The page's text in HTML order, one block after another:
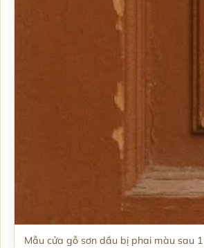
Mẫu cửa gỗ sơn dầu bị phai màu sau